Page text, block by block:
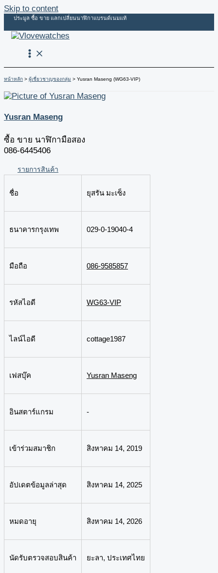
Skip to content
ประมูล ซื้อ ขาย แลกเปลี่ยนนาฬิกาแบรนด์เนมแท้
หน้าหลัก ผู้เชี่ยวชาญของกลุ่ม Yusran Maseng (WG63-VIP)
Yusran Maseng
ซื้อ ขาย นาฬิกามือสอง
086-6445406
รายการสินค้า
ชื่อ ยุสรัน มะเซ็ง
ธนาคารกรุงเทพ 029-0-19040-4
มือถือ 086-9585857
รหัสไอดี WG63-VIP
ไลน์ไอดี cottage1987
เฟสบุ๊ค Yusran Maseng
อินสตาร์แกรม -
เข้าร่วมสมาชิก สิงหาคม 14, 2019
อัปเดตข้อมูลล่าสุด สิงหาคม 14, 2025
หมดอายุ สิงหาคม 14, 2026
นัดรับตรวจสอบสินค้า ยะลา, ประเทศไทย